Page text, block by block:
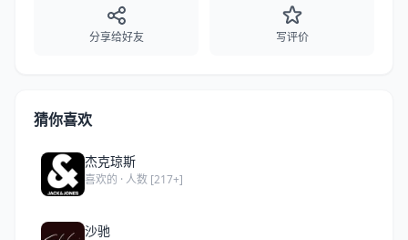
分享给好友 写评价
猜你喜欢
杰克琼斯
喜欢的 · 人数 [217+]
沙驰